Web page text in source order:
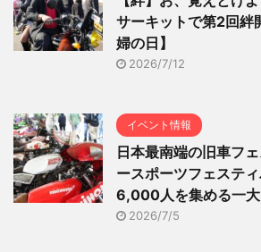
サーキットで第2回絆
婦の日】
2026/7/12
イベント情報
日本最南端の旧車フ
ースポーツフェステ
6,000人を集める一大
2026/7/5